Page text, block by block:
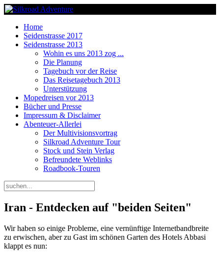
Home
Seidenstrasse 2017
Seidenstrasse 2013
Wohin es uns 2013 zog ...
Die Planung
Tagebuch vor der Reise
Das Reisetagebuch 2013
Unterstützung
Mopedreisen vor 2013
Bücher und Presse
Impressum & Disclaimer
Abenteuer-Allerlei
Der Multivisionsvortrag
Silkroad Adventure Tour
Stock und Stein Verlag
Befreundete Weblinks
Roadbook-Touren
Iran - Entdecken auf "beiden Seiten"
Wir haben so einige Probleme, eine vernünftige Internetbandbreite
zu erwischen, aber zu Gast im schönen Garten des Hotels Abbasi
klappt es nun: